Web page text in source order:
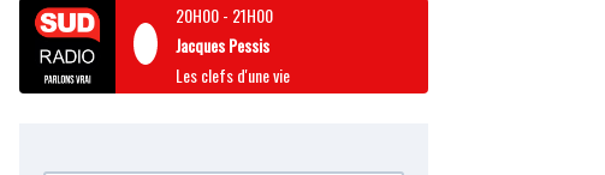
20H00- 21H00
Jacques Pessis
Les clefs d'une vie